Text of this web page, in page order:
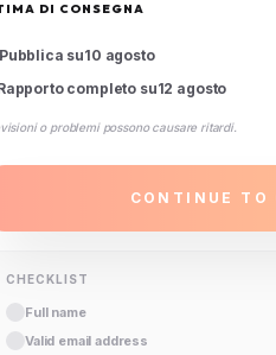
DI CONSEGNA
su10 agosto
completo su12 agosto
o problemi possono causare ritardi.
CONTINUE TO
CHECKLIST
Full name
Valid email address